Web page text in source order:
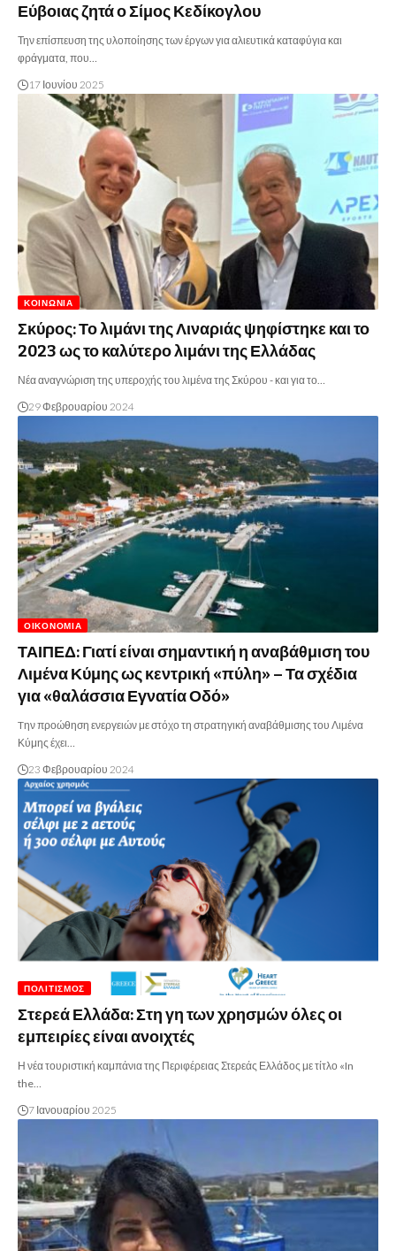
Εύβοιας ζητά ο Σίμος Κεδίκογλου
Την επίσπευση της υλοποίησης των έργων για αλιευτικά καταφύγια και
φράγματα, που…
17 Ιουνίου 2025
ΚΟΙΝΩΝΊΑ
Σκύρος: Το λιμάνι της Λιναριάς ψηφίστηκε και το
2023 ως το καλύτερο λιμάνι της Ελλάδας
Νέα αναγνώριση της υπεροχής του λιμένα της Σκύρου - και για το…
29 Φεβρουαρίου 2024
ΟΙΚΟΝΟΜΊΑ
ΤΑΙΠΕΔ: Γιατί είναι σημαντική η αναβάθμιση του
Λιμένα Κύμης ως κεντρική «πύλη» – Τα σχέδια
για «θαλάσσια Εγνατία Οδό»
Tην προώθηση ενεργειών με στόχο τη στρατηγική αναβάθμισης του Λιμένα
Κύμης έχει…
23 Φεβρουαρίου 2024
ΠΟΛΙΤΙΣΜΌΣ
Στερεά Ελλάδα: Στη γη των χρησμών όλες οι
εμπειρίες είναι ανοιχτές
Η νέα τουριστική καμπάνια της Περιφέρειας Στερεάς Ελλάδος με τίτλο «In
the…
7 Ιανουαρίου 2025